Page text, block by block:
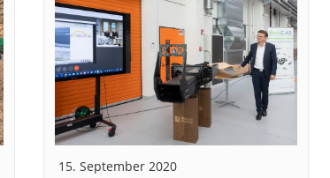
15. September 2020